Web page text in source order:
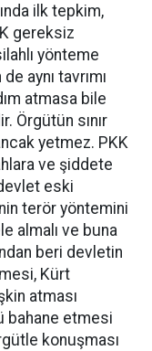
ilk tepkim,
gereksiz
yönteme
aynı tavrımı
atmasa bile
Örgütün sınır
yetmez. PKK
ve şiddete
eski
terör yöntemini
almalı ve buna
beri devletin
Kürt
atması
bahane etmesi
konuşması